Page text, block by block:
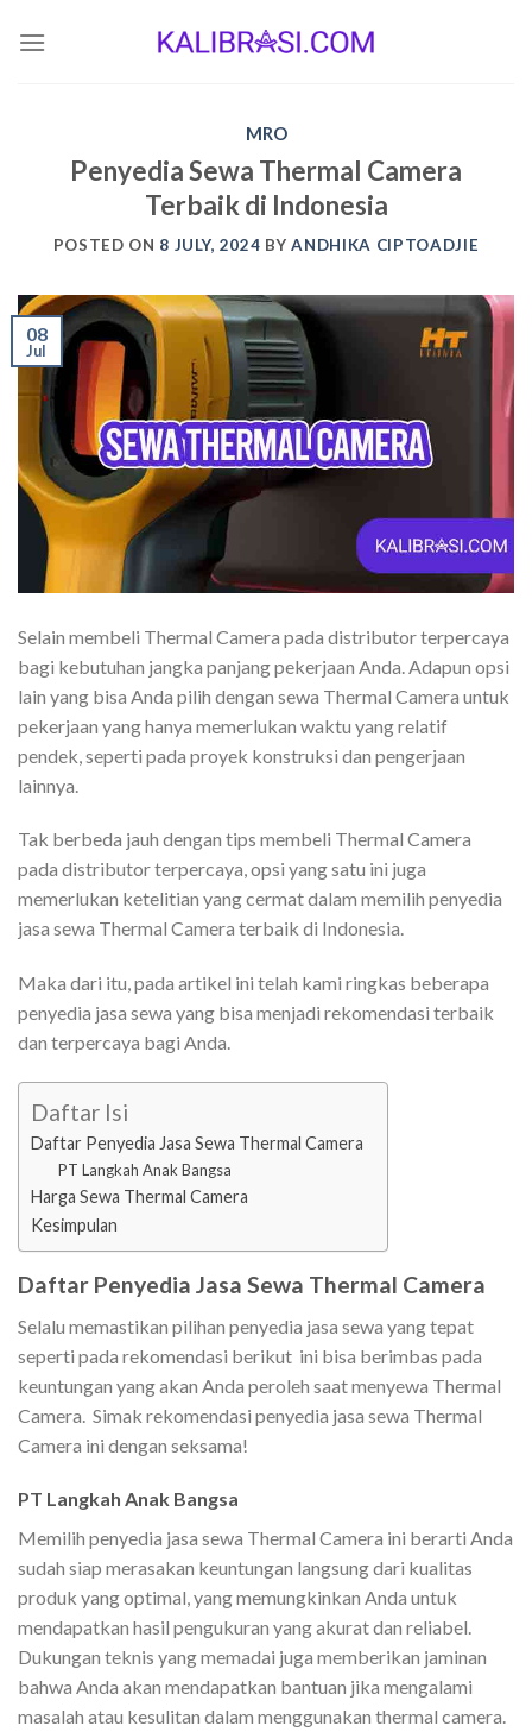
MRO
Penyedia Sewa Thermal Camera
Terbaik di Indonesia
POSTED ON 8 JULY, 2024 BYANDHIKA CIPTOADJIE
08
Jul
Selain membeli Thermal Camera pada distributor terpercaya
bagi kebutuhan jangka panjang pekerjaan Anda. Adapun opsi
lain yang bisa Anda pilih dengan sewa Thermal Camera untuk
pekerjaan yang hanya memerlukan waktu yang relatif
pendek, seperti pada proyek konstruksi dan pengerjaan
lainnya.
Tak berbeda jauh dengan tips membeli Thermal Camera
pada distributor terpercaya, opsi yang satu ini juga
memerlukan ketelitian yang cermat dalam memilih penyedia
jasa sewa Thermal Camera terbaik di Indonesia.
Maka dari itu, pada artikel ini telah kami ringkas beberapa
penyedia jasa sewa yang bisa menjadi rekomendasi terbaik
dan terpercaya bagi Anda.
Daftar Isi
Daftar Penyedia Jasa Sewa Thermal Camera
PT Langkah Anak Bangsa
Harga Sewa Thermal Camera
Kesimpulan
Daftar Penyedia Jasa Sewa Thermal Camera
Selalu memastikan pilihan penyedia jasa sewa yang tepat
seperti pada rekomendasi berikut ini bisa berimbas pada
keuntungan yang akan Anda peroleh saat menyewa Thermal
Camera. Simak rekomendasi penyedia jasa sewa Thermal
Camera ini dengan seksama!
PT Langkah Anak Bangsa
Memilih penyedia jasa sewa Thermal Camera ini berarti Anda
sudah siap merasakan keuntungan langsung dari kualitas
produk yang optimal, yang memungkinkan Anda untuk
mendapatkan hasil pengukuran yang akurat dan reliabel.
Dukungan teknis yang memadai juga memberikan jaminan
bahwa Anda akan mendapatkan bantuan jika mengalami
masalah atau kesulitan dalam menggunakan thermal camera.